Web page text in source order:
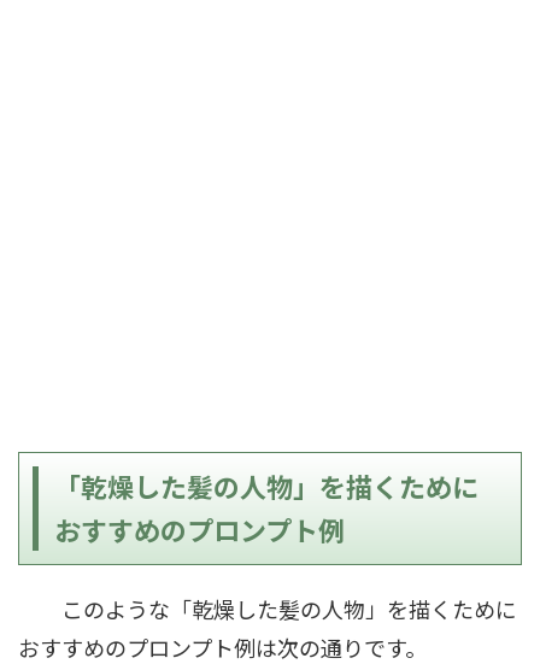
「乾燥した髪の人物」を描くために
おすすめのプロンプト例
このような「乾燥した髪の人物」を描くために
おすすめのプロンプト例は次の通りです。